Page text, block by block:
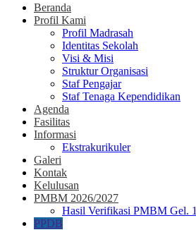
Beranda
Profil Kami
Profil Madrasah
Identitas Sekolah
Visi & Misi
Struktur Organisasi
Staf Pengajar
Staf Tenaga Kependidikan
Agenda
Fasilitas
Informasi
Ekstrakurikuler
Galeri
Kontak
Kelulusan
PMBM 2026/2027
Hasil Verifikasi PMBM Gel. 1
PPDB